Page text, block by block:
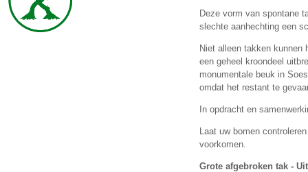
Deze vorm van spontane
slechte aanhechting een
Niet alleen takken kunnen
een geheel kroondeel
monumentale beuk in
omdat het restant te
In opdracht en
Laat uw bomen
voorkomen.
Grote afgebroken tak -